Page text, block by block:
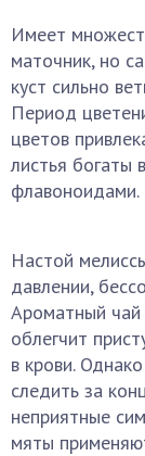
Имеет
маточник, но
куст сильно
Период
цветов
листья богаты
флавоноидами.
Настой
давлении,
Ароматный
облегчит
в крови.
следить за
неприятные
мяты